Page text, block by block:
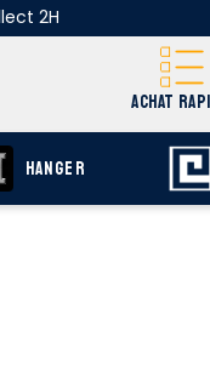
2H
ACHAT
HANGER